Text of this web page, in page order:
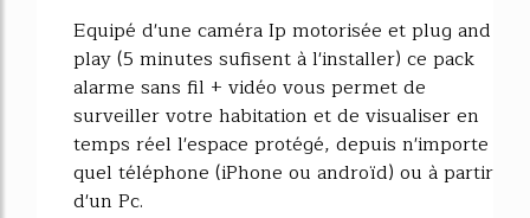
Equipé d'une caméra Ip motorisée et plug and
play (5 minutes sufisent à l'installer) ce pack
alarme sans fil + vidéo vous permet de
surveiller votre habitation et de visualiser en
temps réel l'espace protégé, depuis n'importe
quel téléphone (iPhone ou androïd) ou à partir
d'un Pc.